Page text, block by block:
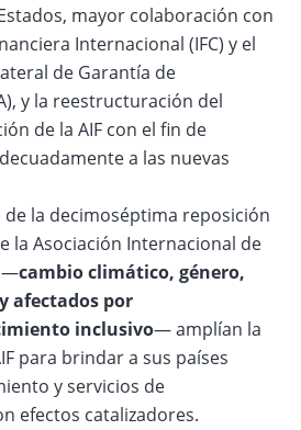
mayor colaboración con
Internacional (IFC) y el
de Garantía de
y la reestructuración del
de la AIF con el fin de
a las nuevas
la decimoséptima reposición
la Asociación Internacional de
—cambio climático, género,
afectados por
inclusivo— amplían la
para brindar a sus países
y servicios de
efectos catalizadores.